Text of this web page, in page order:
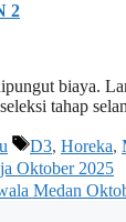
2
biaya.
tahap
Tag
D3, Horeka,
Oktober 2025
Medan